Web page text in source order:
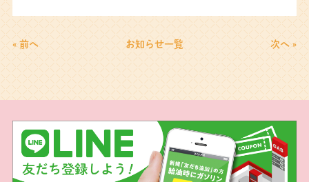
« 前へ お知らせ一覧 次へ »